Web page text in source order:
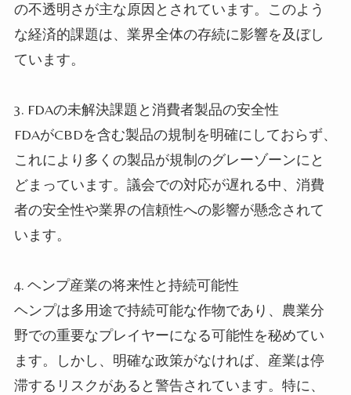
の不透明さが主な原因とされています。このよう
な経済的課題は、業界全体の存続に影響を及ぼし
ています。
3. FDAの未解決課題と消費者製品の安全性
FDAがCBDを含む製品の規制を明確にしておらず、
これにより多くの製品が規制のグレーゾーンにと
どまっています。議会での対応が遅れる中、消費
者の安全性や業界の信頼性への影響が懸念されて
います。
4. ヘンプ産業の将来性と持続可能性
ヘンプは多用途で持続可能な作物であり、農業分
野での重要なプレイヤーになる可能性を秘めてい
ます。しかし、明確な政策がなければ、産業は停
滞するリスクがあると警告されています。特に、